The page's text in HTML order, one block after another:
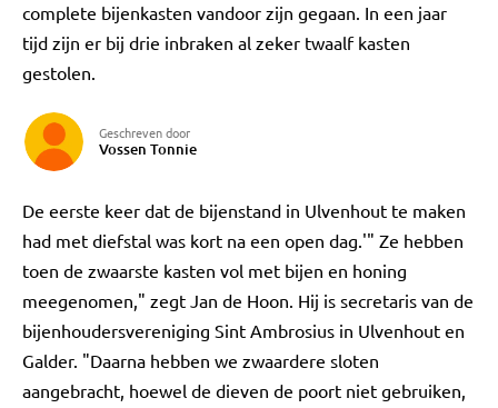
complete bijenkasten vandoor zijn gegaan. In een jaar
tijd zijn er bij drie inbraken al zeker twaalf kasten
gestolen.
Geschreven door
Vossen Tonnie
De eerste keer dat de bijenstand in Ulvenhout te maken
had met diefstal was kort na een open dag.'" Ze hebben
toen de zwaarste kasten vol met bijen en honing
meegenomen," zegt Jan de Hoon. Hij is secretaris van de
bijenhoudersvereniging Sint Ambrosius in Ulvenhout en
Galder. "Daarna hebben we zwaardere sloten
aangebracht, hoewel de dieven de poort niet gebruiken,